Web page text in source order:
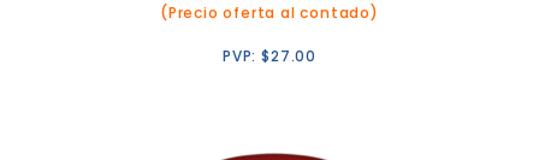
(Precio oferta al contado)
PVP:$27.00